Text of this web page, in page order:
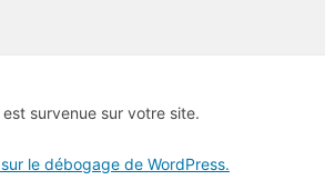
survenue sur votre site.
le débogage de WordPress.